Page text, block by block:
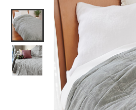
ジャケット
コート
ブルゾン
その他
Tシャツ／カットソー
ジャケット
コート
ブルゾン
その他
Tシャツ／カットソー
テーブル／椅子･座椅子
収納家具
その他
ファブリック
クッション／座布団
ブランケット／ソファカバー
ボディケア
ヘアケア
ワイン／ビール／酒
その他